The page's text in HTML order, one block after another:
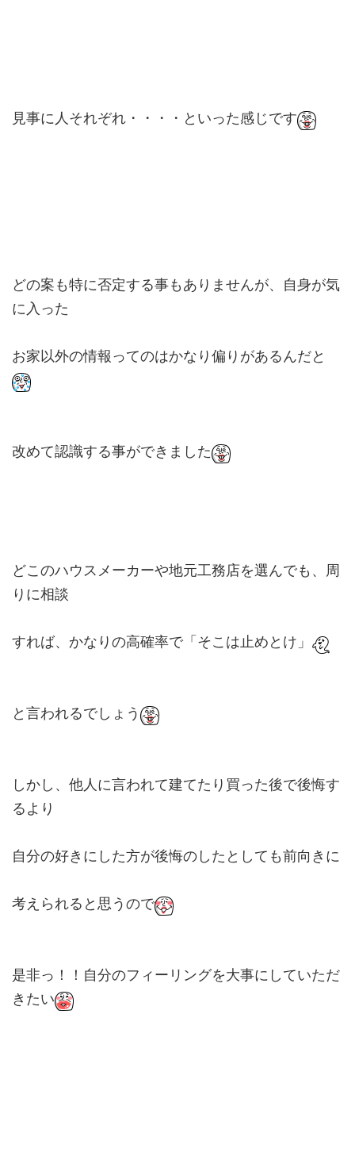
見事に人それぞれ・・・・といった感じです
どの案も特に否定する事もありませんが、自身が気
に入った
お家以外の情報ってのはかなり偏りがあるんだと
改めて認識する事ができました
どこのハウスメーカーや地元工務店を選んでも、周
りに相談
すれば、かなりの高確率で「そこは止めとけ」
と言われるでしょう
しかし、他人に言われて建てたり買った後で後悔す
るより
自分の好きにした方が後悔のしたとしても前向きに
考えられると思うので
是非っ！！自分のフィーリングを大事にしていただ
きたい